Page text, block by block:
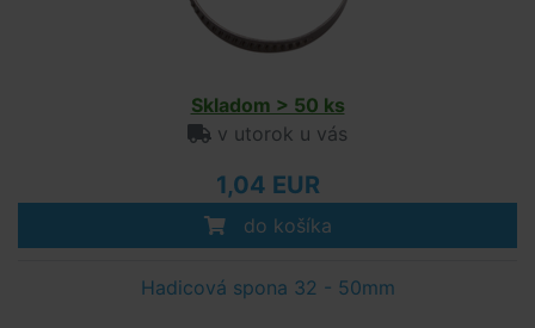
Skladom > 50 ks
v utorok u vás
1,04 EUR
do košíka
Hadicová spona 32 - 50mm